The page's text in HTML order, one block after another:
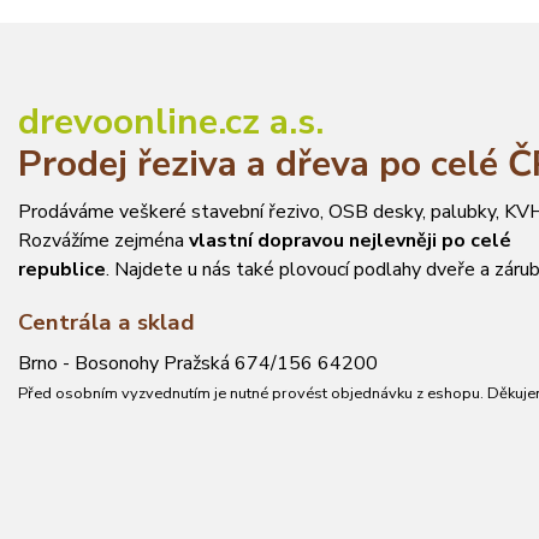
drevoonline.cz a.s.
Prodej řeziva a dřeva po celé
Prodáváme veškeré stavební řezivo, OSB desky, palubky,
Rozvážíme zejména vlastní dopravou nejlevněji po celé
republice. Najdete u nás také plovoucí podlahy dveře a
Centrála a sklad
Brno - Bosonohy Pražská 674/156 64200
Před osobním vyzvednutím je nutné provést objednávku z eshopu.